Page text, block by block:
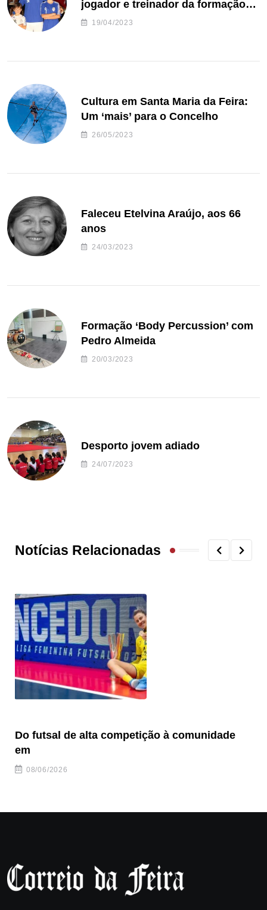
jogador e treinador da formação
de andebol do Feirense
19/04/2023
Cultura em Santa Maria da Feira:
Um ‘mais’ para o Concelho
26/05/2023
Faleceu Etelvina Araújo, aos 66
anos
24/03/2023
Formação ‘Body Percussion’ com
Pedro Almeida
20/03/2023
Desporto jovem adiado
24/07/2023
Notícias Relacionadas
Do futsal de alta competição à comunidade
em
08/06/2026